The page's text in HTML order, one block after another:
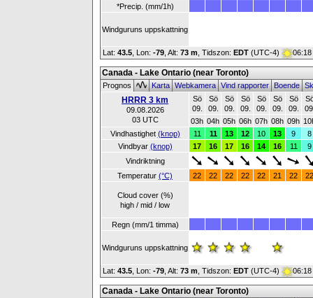
*Precip. (mm/1h)
Windguruns uppskattning
Lat: 43.5 , Lon: -79 Alt: 73 m , Tidszon: EDT (UTC-4)
Canada - Lake Ontario (near Toronto)
Prognos KartaWebkameraVind rapporterBoende
HRRR 3 km
09.08.2026
03 UTC
Sö
09.
Sö
09.
Sö
09.
Sö
09.
Sö
09.
Sö
09.
Sö
09.
03h 04h 05h 06h 07h 08h 09h
Vindhastighet (knop) 11 11 13 12 10 13 9
8
Vindbyar (knop) 17 16 17 16 14 16 11
9
Vindriktning
Temperatur (°C) 22 22 22 22 22 21 22 22
Cloud cover (%)
high / mid / low
Regn (mm/1 timma)
Windguruns uppskattning
Lat: 43.5 , Lon: -79 Alt: 73 m , Tidszon: EDT (UTC-4)
Canada - Lake Ontario (near Toronto)